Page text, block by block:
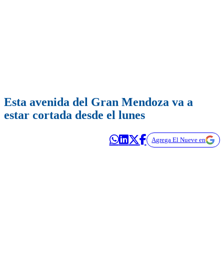
Esta avenida del Gran Mendoza va a
estar cortada desde el lunes
Agrega El Nueve en